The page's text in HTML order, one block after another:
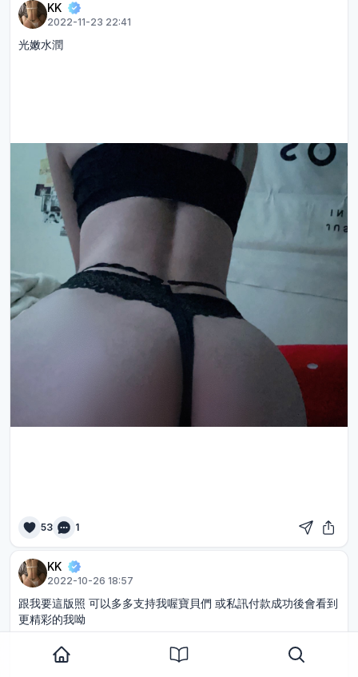
KK
2022-11-23 22:41
光嫩水潤
53 1
KK
2022-10-26 18:57
跟我要這版照 可以多多支持我喔寶貝們 或私訊付款成功後會看到
更精彩的我呦